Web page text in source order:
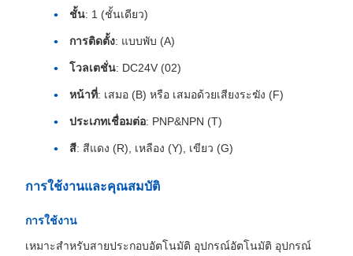
ชั้น: 1 (ชั้นเดียว)
การติดตั้ง: แบบพับ (A)
โวลเตชั่น: DC24V (02)
หน้าที่: เสมอ (B) หรือ เสมอด้วยเสียงระฆัง (F)
ประเภทเชื่อมต่อ: PNP&NPN (T)
สี: สีแดง (R), เหลือง (Y), เขียว (G)
การใช้งานและคุณสมบัติ
การใช้งาน
เหมาะสําหรับสายประกอบอัตโนมัติ อุปกรณ์อัตโนมัติ อุปกรณ์